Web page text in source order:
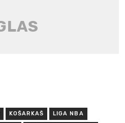
KOŠARKAŠ LIGA NBA